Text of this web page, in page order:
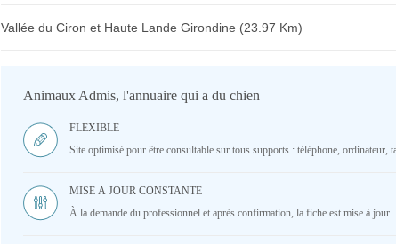
Vallée du Ciron et Haute Lande Girondine (23.97 Km)
Animaux Admis, l'annuaire qui a du chien
FLEXIBLE
Site optimisé pour être consultable sur tous supports : téléphone, ordinateur,
MISE À JOUR CONSTANTE
À la demande du professionnel et après confirmation, la fiche est mise à jour.